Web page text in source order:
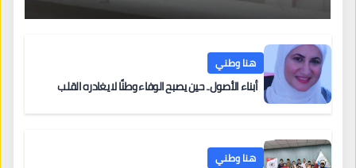
هنا وطني
أبناء الأصول.. حين يصبح الوفاء وطنًا لا يغادره القلب
هنا وطني